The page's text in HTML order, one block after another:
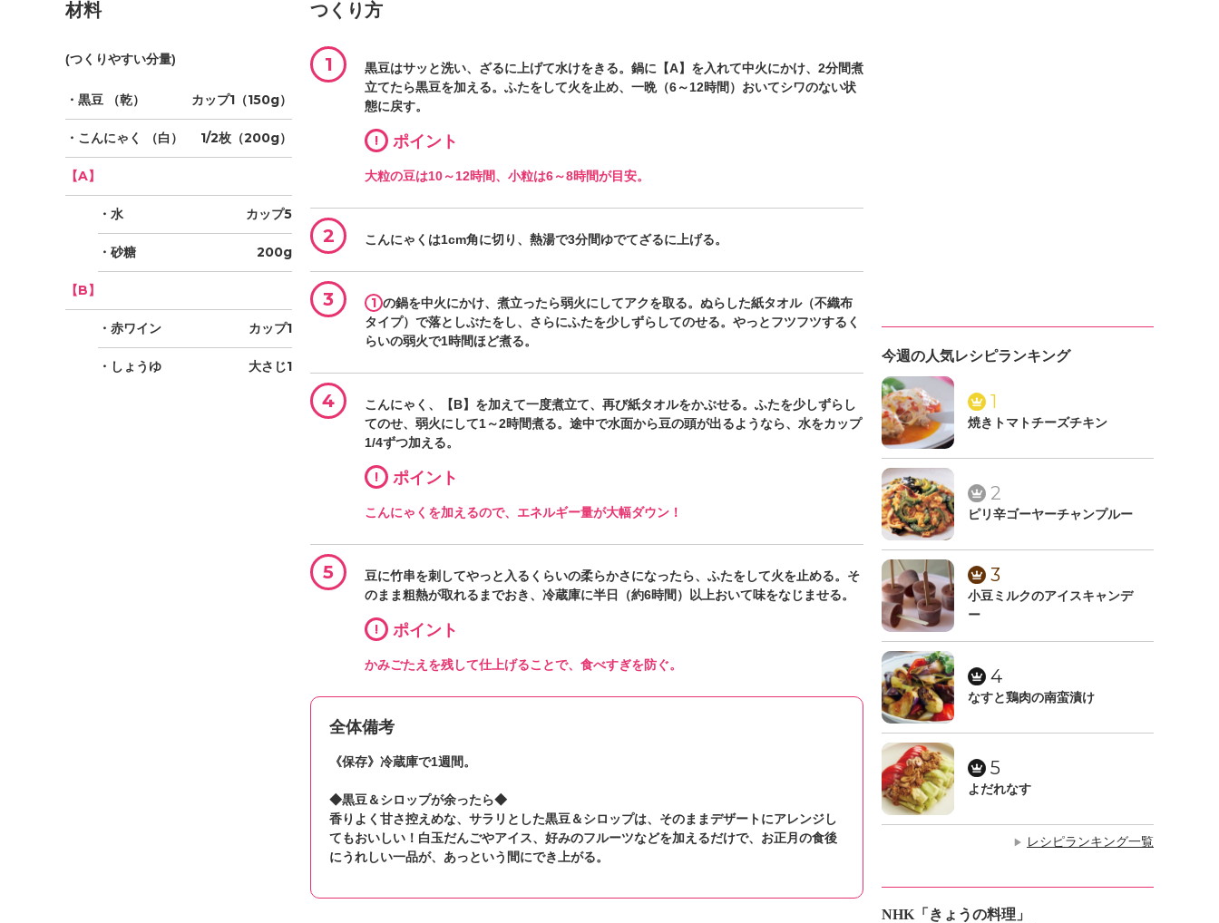
材料
(つくりやすい分量)
・黒豆 （乾） カップ1（150g）
・こんにゃく （白） 1/2枚（200g）
【A】
・水 カップ5
・砂糖 200g
【B】
・赤ワイン カップ1
・しょうゆ 大さじ1
つくり方
1
黒豆はサッと洗い、ざるに上げて水けをきる。鍋に【A】を入れて中火にかけ、2分間煮
立てたら黒豆を加える。ふたをして火を止め、一晩（6～12時間）おいてシワのない状
態に戻す。
! ポイント
大粒の豆は10～12時間、小粒は6～8時間が目安。
2 こんにゃくは1cm角に切り、熱湯で3分間ゆでてざるに上げる。
3 1 の鍋を中火にかけ、煮立ったら弱火にしてアクを取る。ぬらした紙タオル（不織布
タイプ）で落としぶたをし、さらにふたを少しずらしてのせる。やっとフツフツするく
らいの弱火で1時間ほど煮る。
4
こんにゃく、【B】を加えて一度煮立て、再び紙タオルをかぶせる。ふたを少しずらし
てのせ、弱火にして1～2時間煮る。途中で水面から豆の頭が出るようなら、水をカップ
1/4ずつ加える。
! ポイント
こんにゃくを加えるので、エネルギー量が大幅ダウン！
5
豆に竹串を刺してやっと入るくらいの柔らかさになったら、ふたをして火を止める。そ
のまま粗熱が取れるまでおき、冷蔵庫に半日（約6時間）以上おいて味をなじませる。
! ポイント
かみごたえを残して仕上げることで、食べすぎを防ぐ。
全体備考
《保存》冷蔵庫で1週間。
◆黒豆＆シロップが余ったら◆
香りよく甘さ控えめな、サラリとした黒豆＆シロップは、そのままデザートにアレンジし
てもおいしい！白玉だんごやアイス、好みのフルーツなどを加えるだけで、お正月の食後
にうれしい一品が、あっという間にでき上がる。
今週の人気レシピランキング
1
焼きトマトチーズチキン
2
ピリ辛ゴーヤーチャンプルー
3
小豆ミルクのアイスキャンデ
ー
4
なすと鶏肉の南蛮漬け
5
よだれなす
▶ レシピランキング一覧
NHK「きょうの料理」